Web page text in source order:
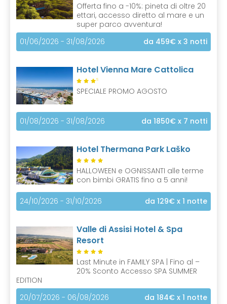
Offerta fino a -10%: pineta di oltre 20
ettari, accesso diretto al mare e un
super parco avventura!
01/06/2026 - 31/08/2026
da 459€ x 3 notti
Hotel Vienna Mare Cattolica
S
SPECIALE PROMO AGOSTO
01/08/2026 - 31/08/2026 da 1850€ x 7 notti
Hotel Thermana Park Laško
HALLOWEEN e OGNISSANTI alle terme
con bimbi GRATIS fino a 5 anni!
24/10/2026 - 31/10/2026 da 129€ x 1 notte
Valle di Assisi Hotel & Spa
Resort
Last Minute in FAMILY SPA | Fino al –
20% Sconto Accesso SPA SUMMER
EDITION
20/07/2026 - 06/08/2026
da 184€ x 1 notte